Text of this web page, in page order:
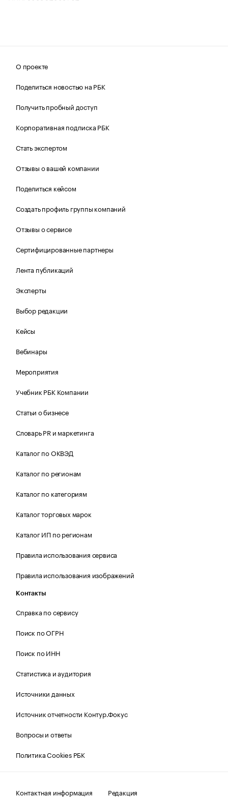
О проекте
Поделиться новостью на РБК
Получить пробный доступ
Корпоративная подписка РБК
Стать экспертом
Отзывы о вашей компании
Поделиться кейсом
Создать профиль группы компаний
Отзывы о сервисе
Сертифицированные партнеры
Лента публикаций
Эксперты
Выбор редакции
Кейсы
Вебинары
Мероприятия
Учебник РБК Компании
Статьи о бизнесе
Словарь PR и маркетинга
Каталог по ОКВЭД
Каталог по регионам
Каталог по категориям
Каталог торговых марок
Каталог ИП по регионам
Правила использования сервиса
Правила использования изображений
Контакты
Справка по сервису
Поиск по ОГРН
Поиск по ИНН
Статистика и аудитория
Источники данных
Источник отчетности Контур.Фокус
Вопросы и ответы
Политика Cookies РБК
Контактная информация Редакция